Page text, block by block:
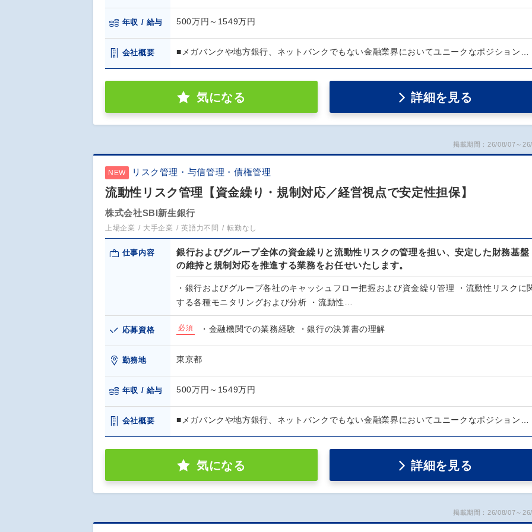
年収 / 給与 500万円～1549万円
会社概要 ■メガバンクや地方銀行、ネットバンクでもない金融業界においてユニークなポジション…
気になる 詳細を見る
掲載期間：26/08/07～
NEW リスク管理・与信管理・債権管理
流動性リスク管理【資金繰り・規制対応／経営視点で安定性担保】
株式会社SBI新生銀行
上場企業 大手企業 英語力不問 転勤なし
仕事内容
銀行およびグループ全体の資金繰りと流動性リスクの管理を担い、安定した財務基盤
の維持と規制対応を推進する業務をお任せいたします。
・銀行およびグループ各社のキャッシュフロー把握および資金繰り管理 ・流動性リスクに
する各種モニタリングおよび分析 ・流動性…
応募資格 必須 ・金融機関での業務経験 ・銀行の決算書の理解
勤務地 東京都
年収 / 給与 500万円～1549万円
会社概要 ■メガバンクや地方銀行、ネットバンクでもない金融業界においてユニークなポジション…
気になる 詳細を見る
掲載期間：26/08/07～